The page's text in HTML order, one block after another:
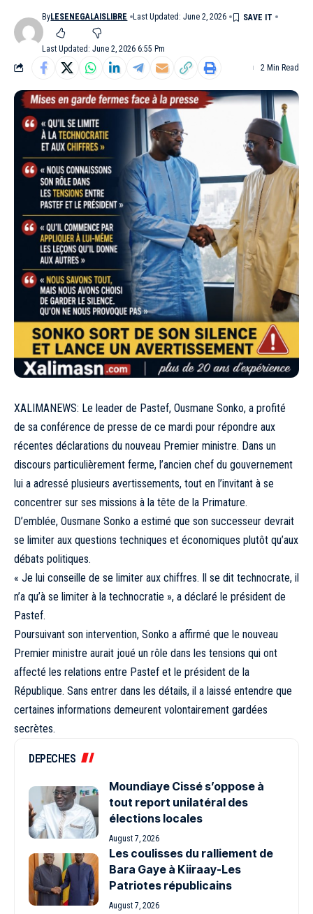
Last Updated: June 2, 2026 6:55 Pm
ByLESENEGALAISLIBRE Last Updated: June 2, 2026
2 Min Read
XALIMANEWS: Le leader de Pastef, Ousmane Sonko, a profité
de sa conférence de presse de ce mardi pour répondre aux
récentes déclarations du nouveau Premier ministre. Dans un
discours particulièrement ferme, l’ancien chef du gouvernement
lui a adressé plusieurs avertissements, tout en l’invitant à se
concentrer sur ses missions à la tête de la Primature.
D’emblée, Ousmane Sonko a estimé que son successeur devrait
se limiter aux questions techniques et économiques plutôt qu’aux
débats politiques.
« Je lui conseille de se limiter aux chiffres. Il se dit technocrate, il
n’a qu’à se limiter à la technocratie », a déclaré le président de
Pastef.
Poursuivant son intervention, Sonko a affirmé que le nouveau
Premier ministre aurait joué un rôle dans les tensions qui ont
affecté les relations entre Pastef et le président de la
République. Sans entrer dans les détails, il a laissé entendre que
certaines informations demeurent volontairement gardées
secrètes.
DEPECHES
Moundiaye Cissé s’oppose à
tout report unilatéral des
élections locales
August 7, 2026
Les coulisses du ralliement de
Bara Gaye à Kiiraay-Les
Patriotes républicains
August 7, 2026